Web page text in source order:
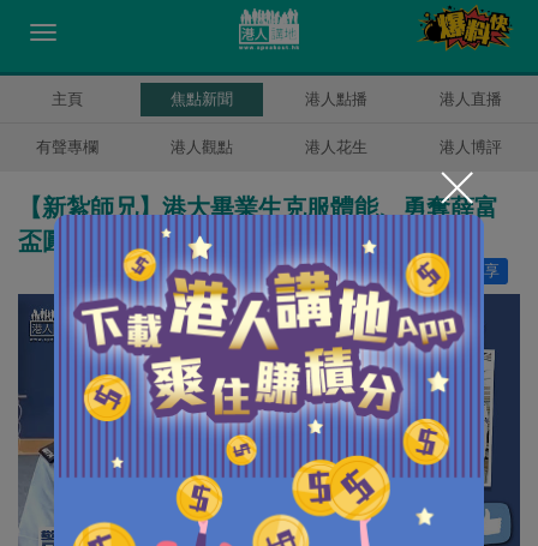
主頁 焦點新聞 港人點播 港人直播
有聲專欄 港人觀點 港人花生 港人博評
【新紮師兄】港大畢業生克服體能、勇奪薛富
盃圓警察夢
分享
讚好 13